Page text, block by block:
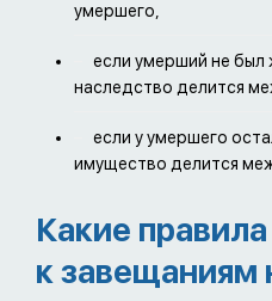
умершего,
если умерший не был
наследство делится
если у умершего
имущество делится
Какие
к завещаниям